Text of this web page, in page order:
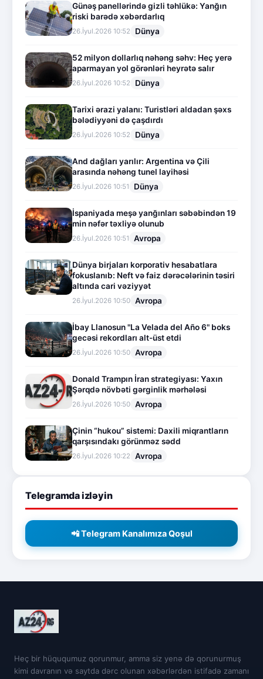
Günəş panellərində gizli təhlükə: Yanğın
riski barədə xəbərdarlıq
26.İyul.2026 10:52 Dünya
52 milyon dollarlıq nəhəng səhv: Heç yerə
aparmayan yol görənləri heyrətə salır
26.İyul.2026 10:52 Dünya
Tarixi ərazi yalanı: Turistləri aldadan şəxs
bələdiyyəni də çaşdırdı
26.İyul.2026 10:52 Dünya
And dağları yarılır: Argentina və Çili
arasında nəhəng tunel layihəsi
26.İyul.2026 10:51 Dünya
İspaniyada meşə yanğınları səbəbindən 19
min nəfər təxliyə olunub
26.İyul.2026 10:51 Avropa
Dünya birjaları korporativ hesabatlara
fokuslanıb: Neft və faiz dərəcələrinin təsiri
altında cari vəziyyət
26.İyul.2026 10:50 Avropa
İbay Llanosun "La Velada del Año 6" boks
gecəsi rekordları alt-üst etdi
26.İyul.2026 10:50 Avropa
Donald Trampın İran strategiyası: Yaxın
Şərqdə növbəti gərginlik mərhələsi
26.İyul.2026 10:50 Avropa
Çinin “hukou” sistemi: Daxili miqrantların
qarşısındakı görünməz sədd
26.İyul.2026 10:22 Avropa
Telegramda izləyin
📲 Telegram Kanalımıza Qoşul
Heç bir hüququmuz qorunmur, amma siz yenə də qorunurmuş
kimi davranın və saytda dərc olunan xəbərlərdən istifadə zamanı